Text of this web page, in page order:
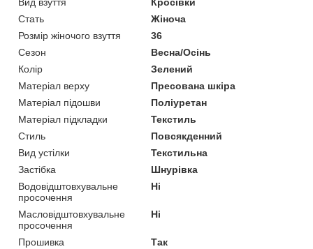
Вид взуття
Кросівки
Стать
Жіноча
Розмір жіночого взуття
36
Сезон
Весна/Осінь
Колір
Зелений
Матеріал верху
Пресована шкіра
Матеріал підошви
Поліуретан
Матеріал підкладки
Текстиль
Стиль
Повсякденний
Вид устілки
Текстильна
Застібка
Шнурівка
Водовідштовхувальне
просочення
Ні
Масловідштовхувальне
просочення
Ні
Прошивка
Так